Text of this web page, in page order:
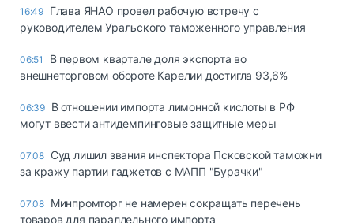
16:49 Глава ЯНАО провел рабочую встречу с
руководителем Уральского таможенного управления
06:51
В первом квартале доля экспорта во
внешнеторговом обороте Карелии достигла 93,6%
06:39 В отношении импорта лимонной кислоты в РФ
могут ввести антидемпинговые защитные меры
07.08 Суд лишил звания инспектора Псковской таможни
за кражу партии гаджетов с МАПП "Бурачки"
07.08 Минпромторг не намерен сокращать перечень
товаров для параллельного импорта